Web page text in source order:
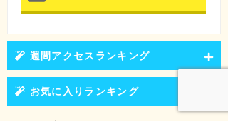
週間アクセスランキング
お気に入りランキング